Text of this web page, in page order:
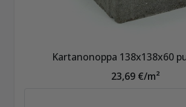
Kartanonoppa 138x138x60
23,69 €/m²